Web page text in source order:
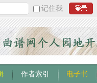
记住我
作者索引 电子书